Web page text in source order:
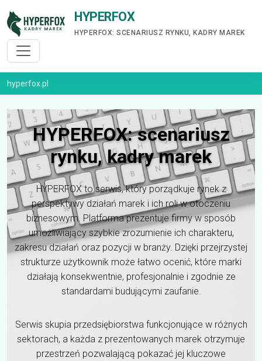
HYPERFOX
HYPERFOX: SCENARIUSZ RYNKU, KADRY MAREK
hyperfox.pl
HYPERFOX: scenariusz
rynku, kadry marek
HYPERFOX to serwis, który porządkuje rynek z
perspektywy działań marek i ich roli w otoczeniu
biznesowym. Platforma prezentuje firmy w sposób
umożliwiający szybkie zrozumienie ich charakteru,
zakresu działań oraz pozycji w branży. Dzięki przejrzystej
strukturze użytkownik może łatwo ocenić, które marki
działają konsekwentnie, profesjonalnie i zgodnie ze
standardami budującymi zaufanie.
Serwis skupia przedsiębiorstwa funkcjonujące w różnych
sektorach, a każda z prezentowanych marek otrzymuje
przestrzeń pozwalającą pokazać jej kluczowe